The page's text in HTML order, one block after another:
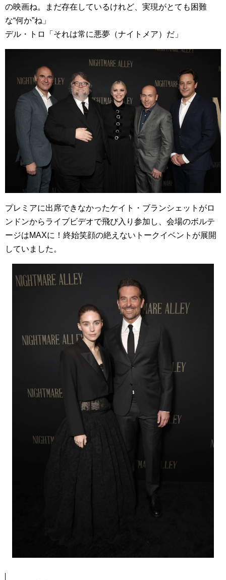
の映画ね。まだ存在しているけれど、実現がとても困難
な“何か”ね」
デル・トロ「それは常に悪夢（ナイトメア）だ」
プレミアに出席できなかったケイト・ブランシェットがロ
ンドンからライブビデオで飛び入り参加し、会場のボルテ
ージはMAXに！終始笑顔の絶えないトークイベントが展開
していました。